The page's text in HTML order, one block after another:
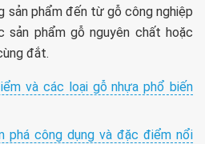
sản phẩm đến từ gỗ công nghiệp
phẩm gỗ nguyên chất hoặc
đắt.
và các loại gỗ nhựa phổ biến
phá công dụng và đặc điểm nổi